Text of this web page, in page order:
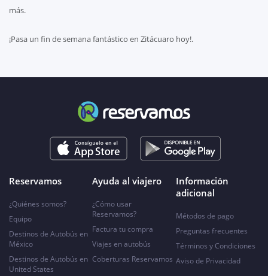
más.
¡Pasa un fin de semana fantástico en Zitácuaro hoy!.
Reservamos
¿Quiénes somos?
Equipo
Destinos de Autobús en
México
Destinos de Autobús en
United States
Ayuda al viajero
¿Cómo usar
Reservamos?
Factura tu compra
Viajes en autobús
Coberturas Reservamos
Información
adicional
Métodos de pago
Preguntas frecuentes
Términos y Condiciones
Aviso de Privacidad